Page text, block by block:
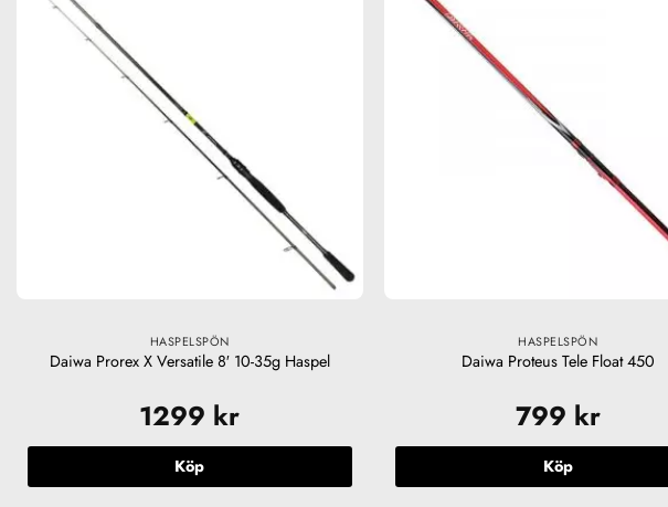
HASPELSPÖN
Daiwa Prorex X Versatile 8′ 10-35g Haspel
1299 kr
Köp
HASPELSPÖN
Daiwa Proteus Tele Float 450
799 kr
Köp